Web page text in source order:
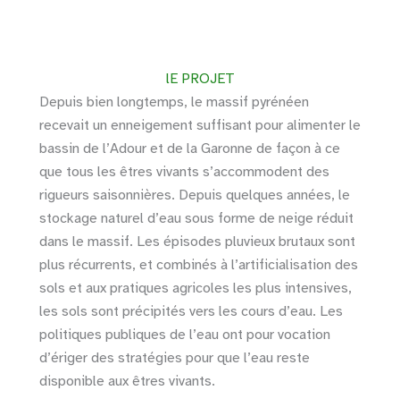
lE PROJET
Depuis bien longtemps, le massif pyrénéen
recevait un enneigement suffisant pour alimenter le
bassin de l’Adour et de la Garonne de façon à ce
que tous les êtres vivants s’accommodent des
rigueurs saisonnières. Depuis quelques années, le
stockage naturel d’eau sous forme de neige réduit
dans le massif. Les épisodes pluvieux brutaux sont
plus récurrents, et combinés à l’artificialisation des
sols et aux pratiques agricoles les plus intensives,
les sols sont précipités vers les cours d’eau. Les
politiques publiques de l’eau ont pour vocation
d’ériger des stratégies pour que l’eau reste
disponible aux êtres vivants.